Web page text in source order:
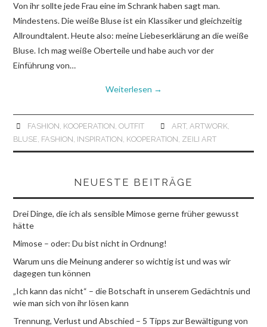
Von ihr sollte jede Frau eine im Schrank haben sagt man.
Mindestens. Die weiße Bluse ist ein Klassiker und gleichzeitig
Allroundtalent. Heute also: meine Liebeserklärung an die weiße
Bluse. Ich mag weiße Oberteile und habe auch vor der
Einführung von…
Weiterlesen →
FASHION, KOOPERATION, OUTFIT ART, ARTWORK,
BLUSE, FASHION, INSPIRATION, KOOPERATION, ZEILI ART
NEUESTE BEITRÄGE
Drei Dinge, die ich als sensible Mimose gerne früher gewusst
hätte
Mimose – oder: Du bist nicht in Ordnung!
Warum uns die Meinung anderer so wichtig ist und was wir
dagegen tun können
„Ich kann das nicht“ – die Botschaft in unserem Gedächtnis und
wie man sich von ihr lösen kann
Trennung, Verlust und Abschied – 5 Tipps zur Bewältigung von